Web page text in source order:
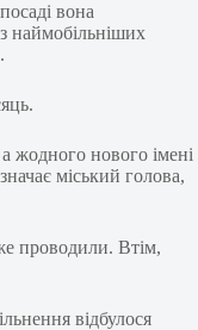
вона
наймобільніших
жодного нового імені
міський голова,
проводили. Втім,
відбулося